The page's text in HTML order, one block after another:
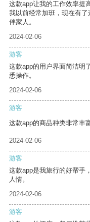
这款app让我的工作效率提
我以前经常加班，现在有
伴家人。
2024-02-06
游客
这款app的用户界面简洁明
悉操作。
2024-02-06
游客
这款app的商品种类非常丰
2024-02-06
游客
这款app是我旅行的好帮手
人情。
2024-02-06
游客